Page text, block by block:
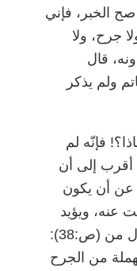
الخبر، فإني
جرح، ولا
قال
ولم يذكر
فإنّه لم
أقرب إلى أن
عن أن يكون
عنه، ويؤيد
هذا قوله في مقدمة الجزء الأول من (ص:38):
من الجرح